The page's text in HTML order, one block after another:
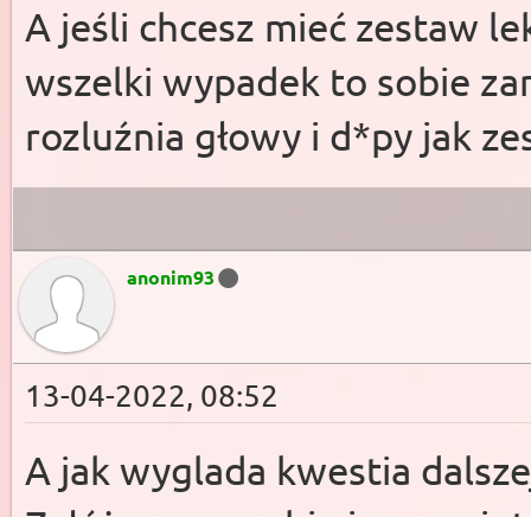
A jeśli chcesz mieć zestaw
wszelki wypadek to sobie
rozluźnia głowy i d*py jak
anonim93
13-04-2022, 08:52
A jak wyglada kwestia